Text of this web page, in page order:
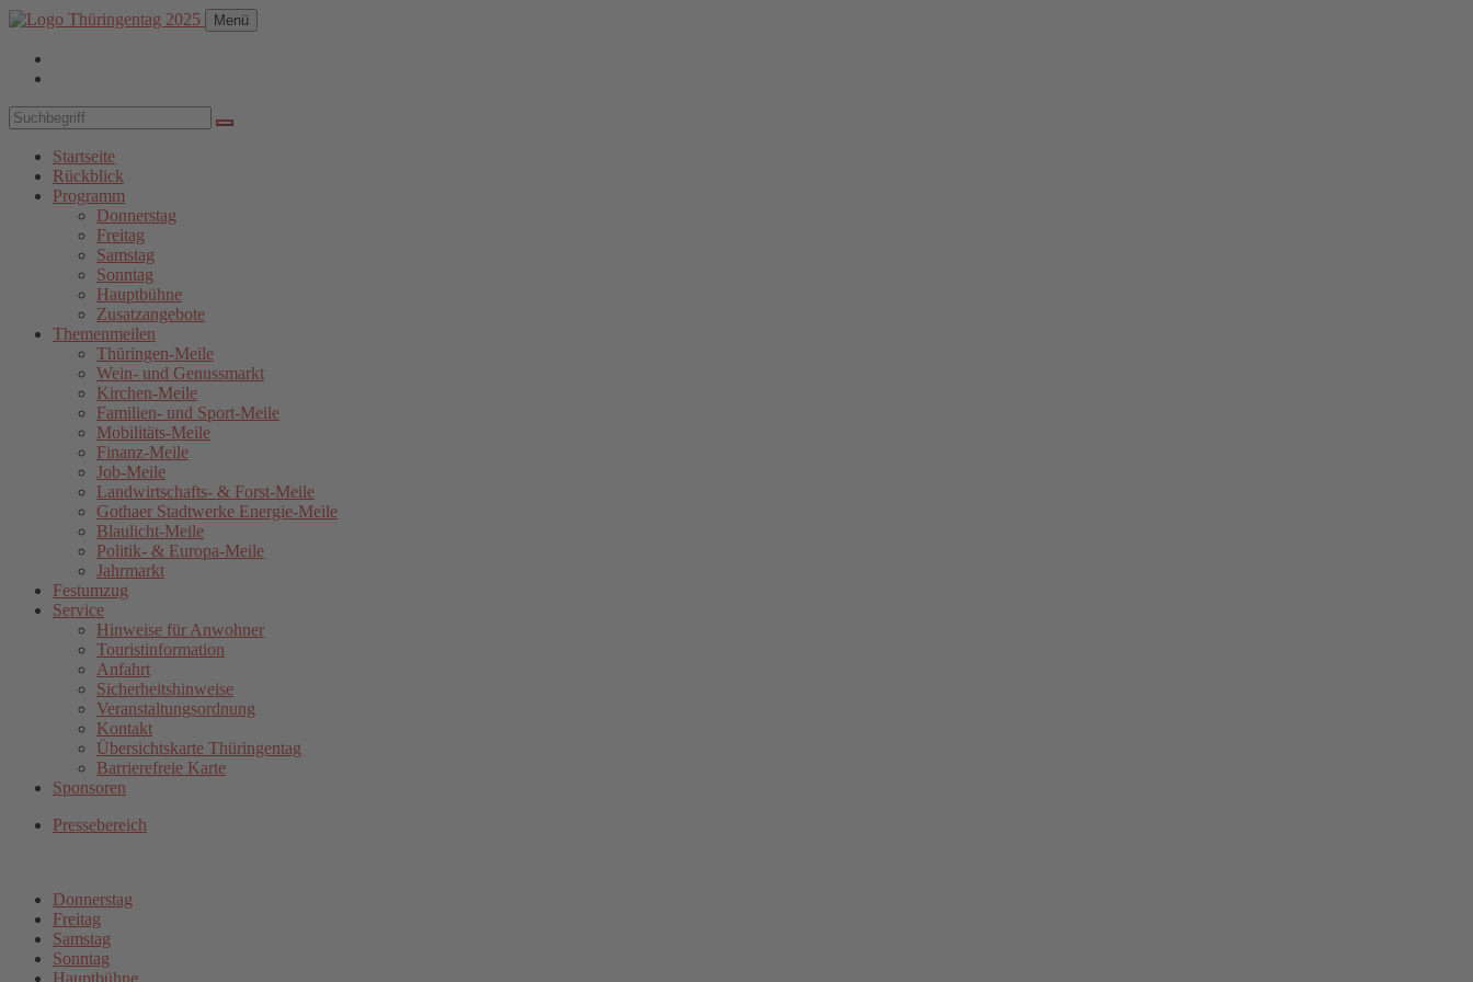
Menü
Startseite
Rückblick
Programm
Donnerstag
Freitag
Samstag
Sonntag
Hauptbühne
Zusatzangebote
Themenmeilen
Thüringen-Meile
Wein- und Genussmarkt
Kirchen-Meile
Familien- und Sport-Meile
Mobilitäts-Meile
Finanz-Meile
Job-Meile
Landwirtschafts- & Forst-Meile
Gothaer Stadtwerke Energie-Meile
Blaulicht-Meile
Politik- & Europa-Meile
Jahrmarkt
Festumzug
Service
Hinweise für Anwohner
Touristinformation
Anfahrt
Sicherheitshinweise
Veranstaltungsordnung
Kontakt
Übersichtskarte Thüringentag
Barrierefreie Karte
Sponsoren
Pressebereich
Donnerstag
Freitag
Samstag
Sonntag
Hauptbühne